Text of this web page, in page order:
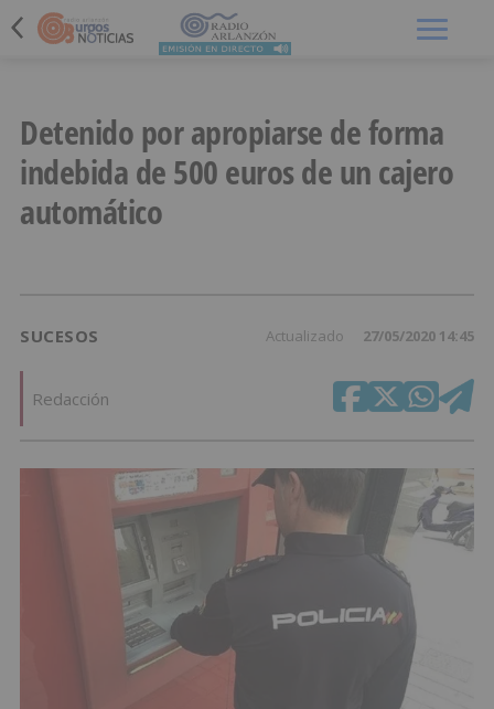
Detenido por apropiarse de forma
indebida de 500 euros de un cajero
automático
SUCESOS Actualizado 27/05/2020 14:45
Redacción